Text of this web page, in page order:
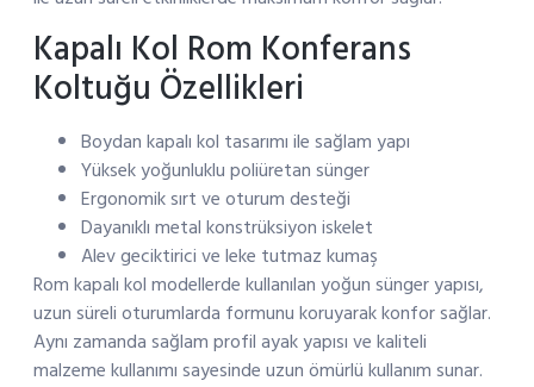
Kapalı Kol Rom Konferans
Koltuğu Özellikleri
Boydan kapalı kol tasarımı ile sağlam yapı
Yüksek yoğunluklu poliüretan sünger
Ergonomik sırt ve oturum desteği
Dayanıklı metal konstrüksiyon iskelet
Alev geciktirici ve leke tutmaz kumaş
Rom kapalı kol modellerde kullanılan yoğun sünger yapısı,
uzun süreli oturumlarda formunu koruyarak konfor sağlar.
Aynı zamanda sağlam profil ayak yapısı ve kaliteli
malzeme kullanımı sayesinde uzun ömürlü kullanım sunar.